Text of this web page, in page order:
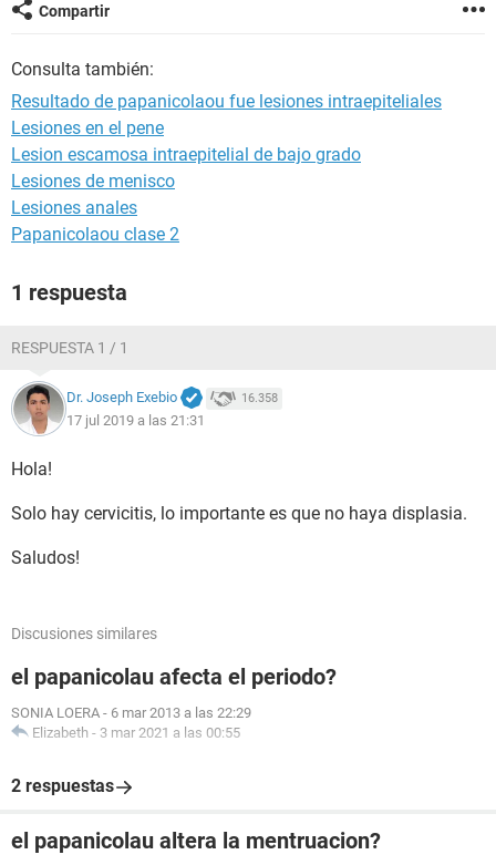
Compartir
Consulta también:
Resultado de papanicolaou fue lesiones intraepiteliales
Lesiones en el pene
Lesion escamosa intraepitelial de bajo grado
Lesiones de menisco
Lesiones anales
Papanicolaou clase 2
1 respuesta
RESPUESTA 1 / 1
Dr. Joseph Exebio 16.358
17 jul 2019 a las 21:31
Hola!
Solo hay cervicitis, lo importante es que no haya displasia.
Saludos!
Discusiones similares
el papanicolau afecta el periodo?
SONIA LOERA - 6 mar 2013 a las 22:29
Elizabeth - 3 mar 2021 a las 00:55
2 respuestas
el papanicolau altera la mentruacion?